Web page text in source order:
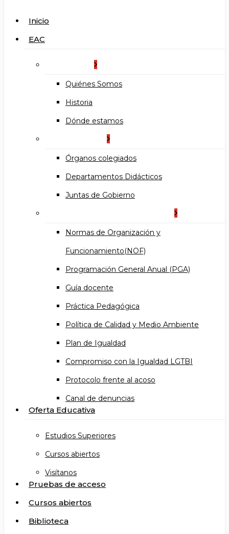
search
Menu
Inicio
EAC
Quiénes Somos
Historia
Dónde estamos
Órganos colegiados
Departamentos Didácticos
Juntas de Gobierno
Normas de Organización y
Funcionamiento(NOF)
Programación General Anual (PGA)
Guía docente
Práctica Pedagógica
Política de Calidad y Medio Ambiente
Plan de Igualdad
Compromiso con la Igualdad LGTBI
Protocolo frente al acoso
Canal de denuncias
Oferta Educativa
Estudios Superiores
Cursos abiertos
Visítanos
Pruebas de acceso
Cursos abiertos
Biblioteca